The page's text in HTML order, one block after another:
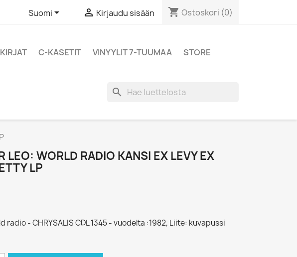
Suomi  Kirjaudu sisään shopping_cart Ostoskori (0)
KIRJAT C-KASETIT VINYYLIT 7-TUUMAA
STORE
search
LEO: WORLD RADIO KANSI EX LEVY EX
LP
radio - CHRYSALIS CDL 1345 - vuodelta :1982, Liite: kuvapussi